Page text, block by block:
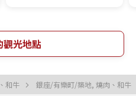
觀光地點
和牛 銀座/有樂町/築地, 燒肉、和牛